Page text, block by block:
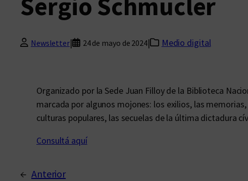
Newsletter| 24 de mayo de 2024| Medio digital
Organizado por la Sede Juan Filloy de la Biblioteca
marcada por algunos mojones: los exilios, las
culturas populares, las secuelas de la última dictadura
Consultá aquí
← Anterior